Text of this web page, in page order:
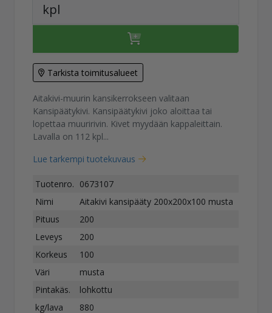
kpl
Tarkista toimitusalueet
Aitakivi-muurin kansikerrokseen valitaan
Kansipäätykivi. Kansipäätykivi joko aloittaa tai
lopettaa muuririvin. Kivet myydään kappaleittain.
Lavalla on 112 kpl...
Lue tarkempi tuotekuvaus
Tuotenro. 0673107
Nimi
Aitakivi kansipääty 200x200x100 musta
Pituus
200
Leveys
200
Korkeus
100
Väri
musta
Pintakäs.
lohkottu
kg/lava
880